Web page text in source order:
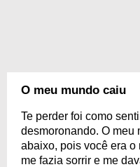
O meu mundo caiu
Te perder foi como
desmoronando. O meu
abaixo, pois você era o
me fazia sorrir e me